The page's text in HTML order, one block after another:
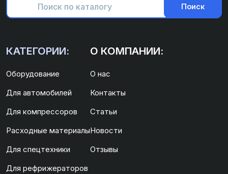
Поиск
КАТЕГОРИИ:
Оборудование
Для автомобилей
Для компрессоров
Расходные материалы
Для спецтехники
Для рефрижераторов
О КОМПАНИИ:
О нас
Контакты
Статьи
Новости
Отзывы